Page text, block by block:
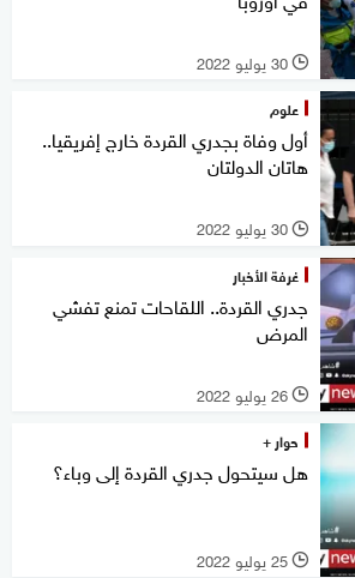
l 30 يوليو 2022
علوم
أول وفاة بجدري القردة خارج إفريقيا..
هاتان الدولتان
l 30 يوليو 2022
غرفة الأخبار
جدري القردة.. اللقاحات تمنع تفشي
المرض
l 26 يوليو 2022
حوار +
هل سيتحول جدري القردة إلى وباء؟
l 25 يوليو 2022